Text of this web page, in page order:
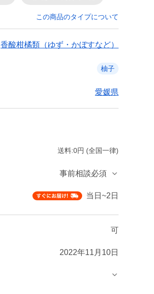
この商品のタイプについて
香酸柑橘類（ゆず・かぼすなど）
柚子
愛媛県
送料:0円 (全国一律)
事前相談必須
当日~2日
可
2022年11月10日